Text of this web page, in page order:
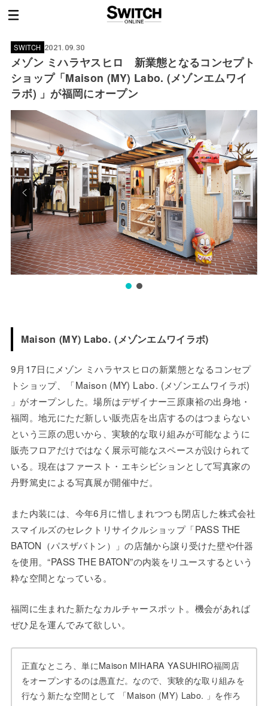
SWITCH 2021.09.30
メゾン ミハラヤスヒロ 新業態となるコンセプト
ショップ「Maison (MY) Labo. (メゾンエムワイ
ラボ) 」が福岡にオープン
Maison (MY) Labo. (メゾンエムワイラボ)
9月17日にメゾン ミハラヤスヒロの新業態となるコンセプ
トショップ、「Maison (MY) Labo. (メゾンエムワイラボ)
」がオープンした。場所はデザイナー三原康裕の出身地・
福岡。地元にただ新しい販売店を出店するのはつまらない
という三原の思いから、実験的な取り組みが可能なように
販売フロアだけではなく展示可能なスペースが設けられて
いる。現在はファースト・エキシビションとして写真家の
丹野篤史による写真展が開催中だ。
また内装には、今年6月に惜しまれつつも閉店した株式会社
スマイルズのセレクトリサイクルショップ「PASS THE
BATON（パスザバトン）」の店舗から譲り受けた壁や什器
を使用。“PASS THE BATON”の内装をリユースするという
粋な空間となっている。
福岡に生まれた新たなカルチャースポット。機会があれば
ぜひ足を運んでみて欲しい。
正直なところ、単にMaison MIHARA YASUHIRO福岡店
をオープンするのは愚直だ。なので、実験的な取り組みを
行なう新たな空間として 「Maison (MY) Labo. 」を作ろ